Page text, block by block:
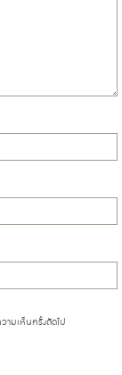
ามเห็นครั้งถัดไป